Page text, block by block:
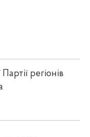
регіонів